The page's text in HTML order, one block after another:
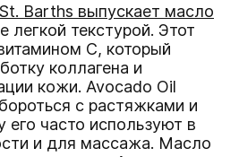
Barths выпускает масло
легкой текстурой. Этот
С, который
коллагена и
кожи. Avocado Oil
с растяжками и
его часто используют в
и для массажа. Масло